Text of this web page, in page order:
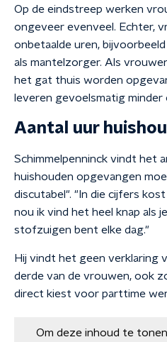
Op de eindstreep werken
ongeveer evenveel. Echter,
onbetaalde uren,
als mantelzorger. Als
het gat thuis worden
leveren gevoelsmatig minder
Aantal uur
Schimmelpenninck vindt het
huishouden opgevangen
discutabel". "In die cijfers
nou ik vind het heel knap als
stofzuigen bent elke dag."
Hij vindt het geen
derde van de vrouwen, ook
direct kiest voor parttime
Om deze inhoud te